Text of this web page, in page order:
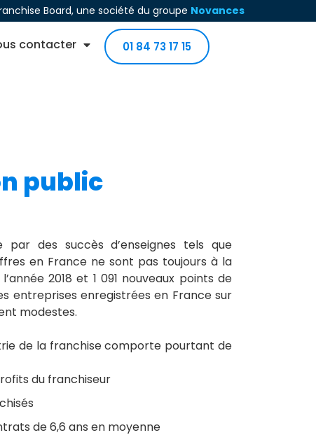
Board, une société du groupe Novances
contacter 01 84 73 17 15
public
des succès d’enseignes tels que
en France ne sont pas toujours à la
2018 et 1 091 nouveaux points de
entreprises enregistrées en France sur
modestes.
de la franchise comporte pourtant de
du franchiseur
de 6,6 ans en moyenne